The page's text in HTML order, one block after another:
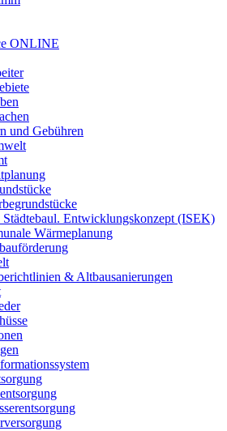
ONLINE
und Gebühren
Städtebaul. Entwicklungskonzept (ISEK)
Wärmeplanung
& Altbausanierungen